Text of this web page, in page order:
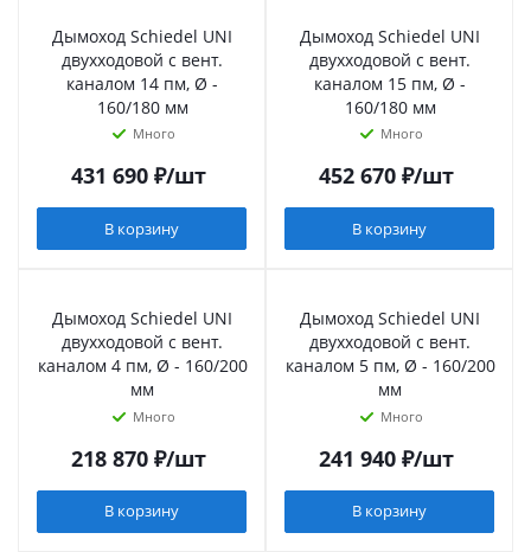
Дымоход Schiedel UNI
двухходовой с вент.
каналом 14 пм, Ø -
160/180 мм
Много
431 690₽/шт
В корзину
Дымоход Schiedel UNI
двухходовой с вент.
каналом 15 пм, Ø -
160/180 мм
Много
452 670₽/шт
В корзину
Дымоход Schiedel UNI
двухходовой с вент.
каналом 4 пм, Ø - 160/200
мм
Много
218 870₽/шт
В корзину
Дымоход Schiedel UNI
двухходовой с вент.
каналом 5 пм, Ø - 160/200
мм
Много
241 940₽/шт
В корзину